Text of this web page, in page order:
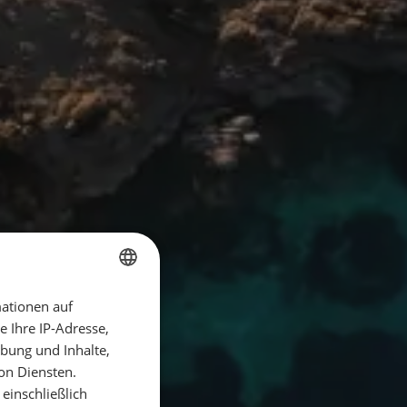
GERMAN
auf
Ihre IP-Adresse,
und Inhalte,
Diensten.